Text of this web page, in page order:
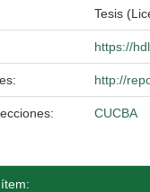
Tesis
https://
http://
CUCBA